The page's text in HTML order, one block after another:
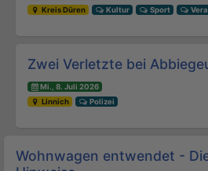
Kreis Düren
Kultur Sport
Zwei Verletzte bei
Mi., 8. Juli 2026
Linnich
Polizei
Wohnwagen entwendet -